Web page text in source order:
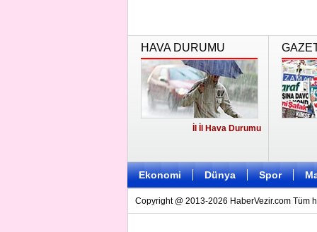
HAVA DURUMU
İl İl Hava Durumu
Ekonomi Dünya Spor
Copyright @ 2013-2026 HaberVezir.com Tüm